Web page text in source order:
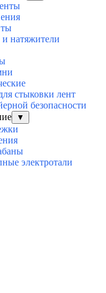
натяжители
стыковки лент
безопасности
▼
электротали